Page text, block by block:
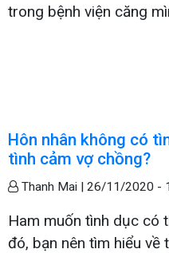
trong bệnh viện căng
Hôn nhân không có
tình cảm vợ chồng?
Thanh Mai | 26/11/2020 -
Ham muốn tình dục có
đó, bạn nên tìm hiểu về